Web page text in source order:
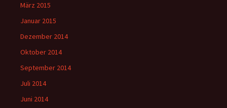
März 2015
Januar 2015
Dezember 2014
Oktober 2014
September 2014
Juli 2014
Juni 2014